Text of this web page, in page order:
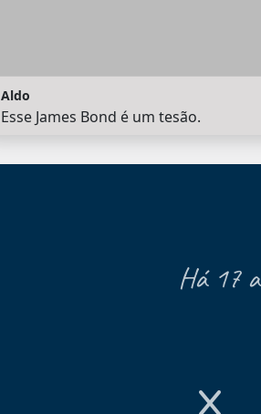
Aldo
Esse James Bond é um tesão.
Há 17